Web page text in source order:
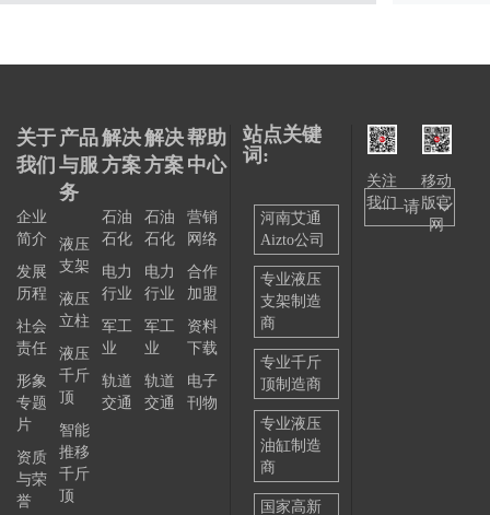
关于
我们
企业
简介
发展
历程
社会
责任
形象
专题
片
资质
与荣
誉
产品
与服
务
液压
支架
液压
立柱
液压
千斤
顶
智能
推移
千斤
顶
解决
方案
石油
石化
电力
行业
军工
业
轨道
交通
解决
方案
石油
石化
电力
行业
军工
业
轨道
交通
帮助
中心
营销
网络
合作
加盟
资料
下载
电子
刊物
站点关键
词:
河南艾通
Aizto公司
专业液压
支架制造
商
专业千斤
顶制造商
专业液压
油缸制造
商
国家高新
关注
我们
移动
版官
网
——请